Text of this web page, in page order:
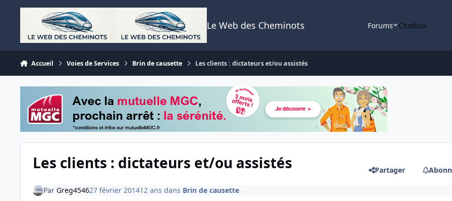
Aller au contenu
Le Web des Cheminots Forums Chatbox
Accueil Voies de Services Brin de causette Les clients : dictateurs et/ou assistés
Les clients : dictateurs et/ou assistés Partager
Par Greg454627 février 201412 ans dans Brin de causette